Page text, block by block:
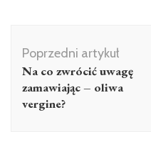
wpisu
Poprzedni artykuł
Na co zwrócić uwagę
zamawiając – oliwa
vergine?